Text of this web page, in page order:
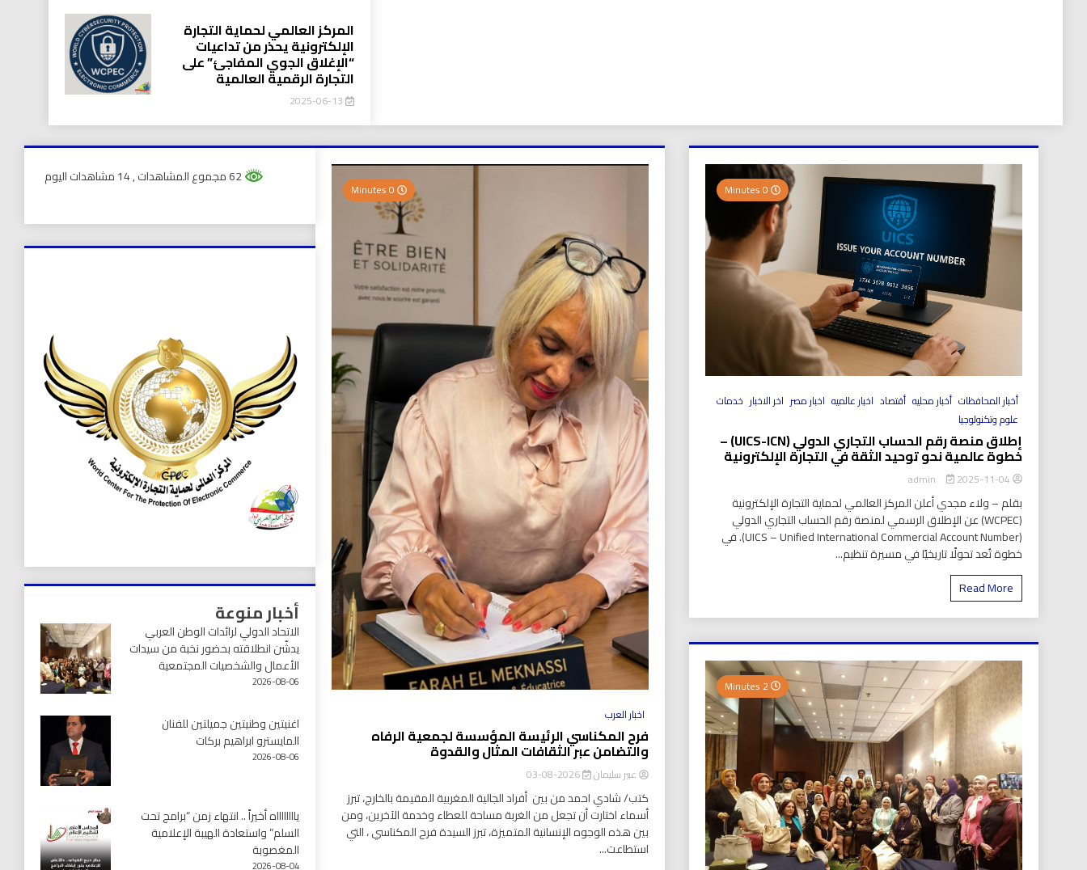
المركز العالمي لحماية التجارة
الإلكترونية يحذر من تداعيات
“الإغلاق الجوي المفاجئ” على
التجارة الرقمية العالمية
2025-06-13
أخبار المحافظات أخبار محليه أقتصاد اخبار عالميه اخبار مصر اخر الاخبار خدمات
علوم وتكنولوجيا
إطلاق منصة رقم الحساب التجاري الدولي (UICS-ICN) –
خطوة عالمية نحو توحيد الثقة في التجارة الإلكترونية
2025-11-04
بقلم – ولاء مجدي أعلن المركز العالمي لحماية التجارة الإلكترونية
(WCPEC) عن الإطلاق الرسمي لمنصة رقم الحساب التجاري الدولي
(UICS – Unified International Commercial Account Number). في
خطوة تُعد تحولًا تاريخيًا في مسيرة تنظيم...
Read More
2 Minutes
اخبار العرب
فرح المكناسي الرئيسة المؤسسة لجمعية الرفاه
والتضامن عبر الثقافات المثال والقدوة
عبير سليمان 2026-08-03
كتب/ شادي احمد من بين أفراد الجالية المغربية المقيمة بالخارج، تبرز
أسماء اختارت أن تجعل من الغربة مساحة للعطاء وخدمة الآخرين، ومن
بين هذه الوجوه الإنسانية المتميزة، تبرز السيدة فرح المكناسي ، التي
استطاعت...
, 14 مشاهدات اليوم
أخبار منوعة
الاتحاد الدولي لرائدات الوطن العربي
يدشّن انطلاقته بحضور نخبة من سيدات
الأعمال والشخصيات المجتمعية
2026-08-06
اغنيتين وطنيتين جميلتين للفنان
المايسترو ابراهيم بركات
2026-08-06
يااااااااه أخيراً .. انتهاء زمن “برامج تحت
السلم” واستعادة الهيبة الإعلامية
المغصوبة
2026-08-04